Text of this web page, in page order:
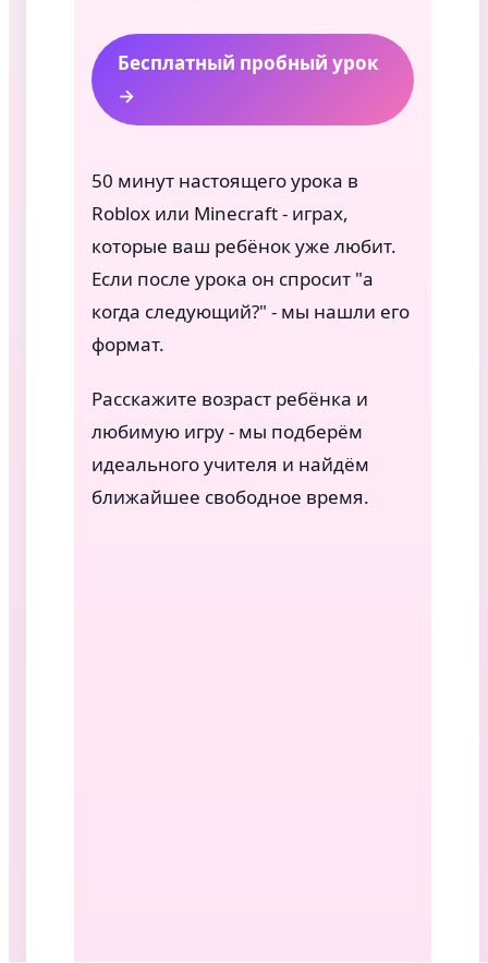
Бесплатный пробный урок
→
50 минут настоящего урока в
Roblox или Minecraft - играх,
которые ваш ребёнок уже любит.
Если после урока он спросит "а
когда следующий?" - мы нашли его
формат.
Расскажите возраст ребёнка и
любимую игру - мы подберём
идеального учителя и найдём
ближайшее свободное время.